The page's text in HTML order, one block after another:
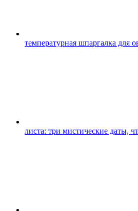
температурная шпаргалка для
листа: три мистические даты,